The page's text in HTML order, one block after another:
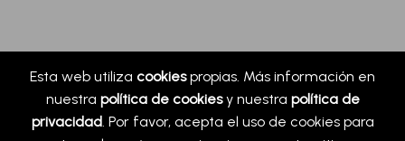
Esta web utiliza cookiespropias. Más información en
nuestra política de cookiesy nuestra política de
privacidad. Por favor, acepta el uso de cookies para